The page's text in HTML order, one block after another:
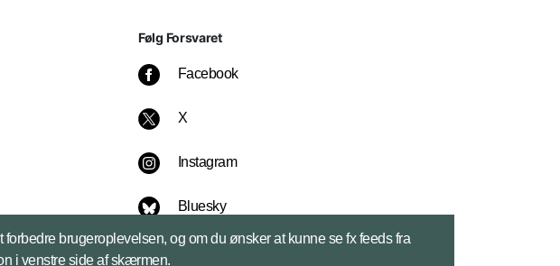
Følg Forsvaret
Facebook
X
Instagram
Bluesky
LinkedIn
brugeroplevelsen, og om du ønsker at kunne se fx feeds fra
i venstre side af skærmen.